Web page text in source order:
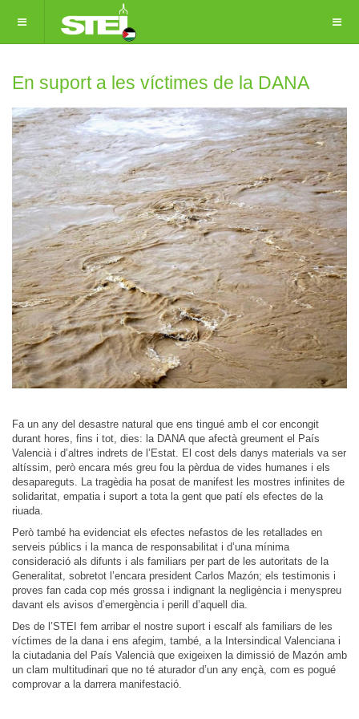
En suport a les víctimes de la DANA
Fa un any del desastre natural que ens tingué amb el cor encongit
durant hores, fins i tot, dies: la DANA que afectà greument el País
Valencià i d’altres indrets de l’Estat. El cost dels danys materials va ser
altíssim, però encara més greu fou la pèrdua de vides humanes i els
desapareguts. La tragèdia ha posat de manifest les mostres infinites de
solidaritat, empatia i suport a tota la gent que patí els efectes de la
riuada.
Però també ha evidenciat els efectes nefastos de les retallades en
serveis públics i la manca de responsabilitat i d’una mínima
consideració als difunts i als familiars per part de les autoritats de la
Generalitat, sobretot l’encara president Carlos Mazón; els testimonis i
proves fan cada cop més grossa i indignant la negligència i menyspreu
davant els avisos d’emergència i perill d’aquell dia.
Des de l’STEI fem arribar el nostre suport i escalf als familiars de les
víctimes de la dana i ens afegim, també, a la Intersindical Valenciana i
la ciutadania del País Valencià que exigeixen la dimissió de Mazón amb
un clam multitudinari que no té aturador d’un any ençà, com es pogué
comprovar a la darrera manifestació.